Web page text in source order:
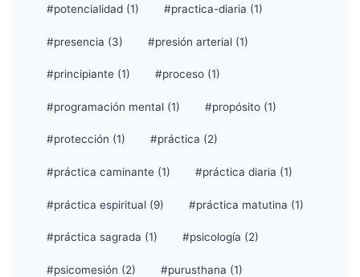
#potencialidad (1) #practica-diaria (1)
#presencia (3) #presión arterial (1)
#principiante (1) #proceso (1)
#programación mental (1) #propósito (1)
#protección (1) #práctica (2)
#práctica caminante (1) #práctica diaria (1)
#práctica espiritual (9) #práctica matutina (1)
#práctica sagrada (1) #psicología (2)
#psicomesión (2) #purusthana (1)